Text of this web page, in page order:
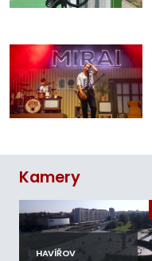
Kamery
HAVÍŘOV